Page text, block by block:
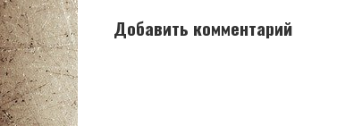
Добавить комментарий